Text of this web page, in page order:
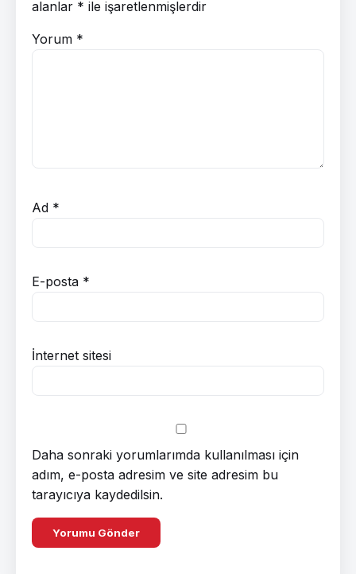
alanlar * ile işaretlenmişlerdir
Yorum *
Ad *
E-posta *
İnternet sitesi
Daha sonraki yorumlarımda kullanılması için
adım, e-posta adresim ve site adresim bu
tarayıcıya kaydedilsin.